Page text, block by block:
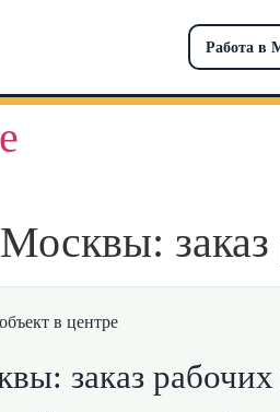
Работа в
заказ
заказ рабочих